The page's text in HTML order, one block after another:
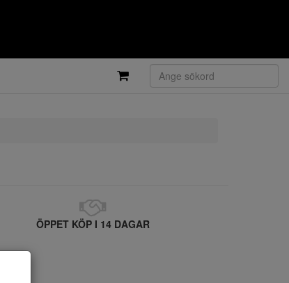
ÖPPET KÖP I 14 DAGAR